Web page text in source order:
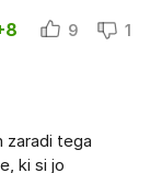
9 1
zaradi tega
ki si jo